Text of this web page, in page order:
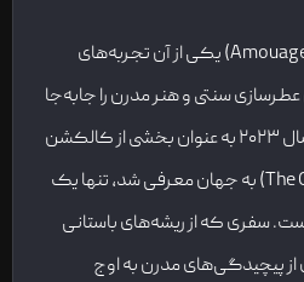
عطر آمواج پرپس (Amouage Purpose) یکی از آن تجربه‌های
سنتی و هنر مدرن را جابه‌جا
کرده است. این عطر که در سال ۲۰۲۳ به عنوان بخشی از کالکشن
ادیسه (The Odyssey Collection) به جهان معرفی شد، تنها یک
سفری که از ریشه‌های باستانی
پیچیدگی‌های مدرن به اوج